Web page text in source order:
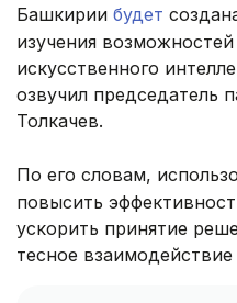
Башкирии будет
изучения
искусственного
озвучил председатель
Толкачев.
По его словам,
повысить
ускорить принятие
тесное